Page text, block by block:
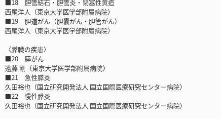
■18 胆管結石・胆管炎・閉塞性黄疸
西尾洋人（東京大学医学部附属病院）
■19 胆道がん（胆嚢がん・胆管がん）
西尾洋人（東京大学医学部附属病院）
〈膵臓の疾患〉
■20 膵がん
遠藤 剛（東京大学医学部附属病院）
■21 急性膵炎
久田裕也（国立研究開発法人 国立国際医療研究センター病院）
■22 慢性膵炎
久田裕也（国立研究開発法人 国立国際医療研究センター病院）